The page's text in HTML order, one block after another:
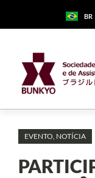
BR
EVENTO NOTÍCIA